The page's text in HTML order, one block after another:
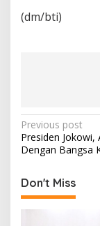
(dm/bti)
P
o
t
n
Previous post
Presiden Jokowi,
Dengan Bangsa
Don't Miss